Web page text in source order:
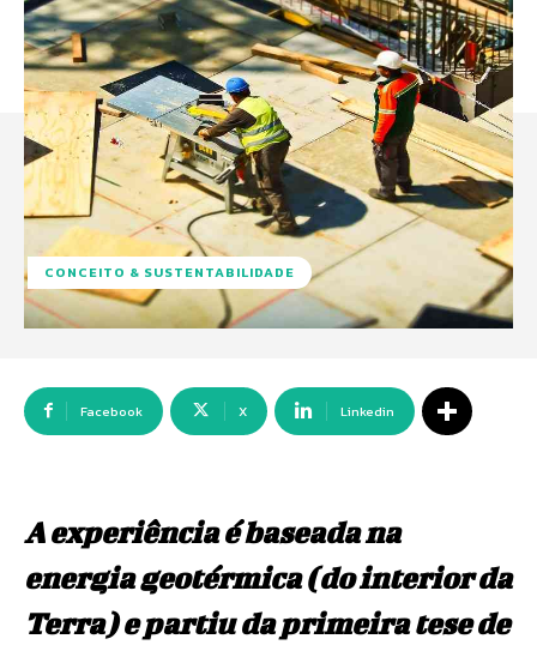
CONCEITO & SUSTENTABILIDADE
Facebook X Linkedin
A experiência é baseada na
energia geotérmica (do interior da
Terra) e partiu da primeira tese de